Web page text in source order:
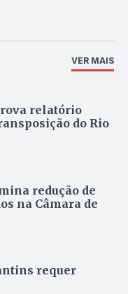
VER MAIS
relatório
do Rio
redução de
na Câmara de
requer